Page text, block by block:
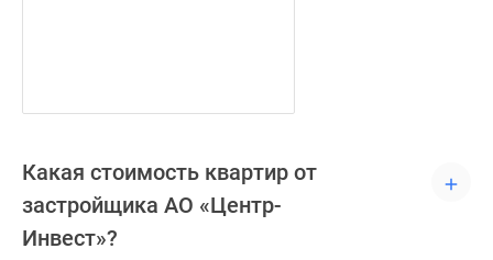
Какая стоимость квартир от
застройщика АО «Центр-
Инвест»?